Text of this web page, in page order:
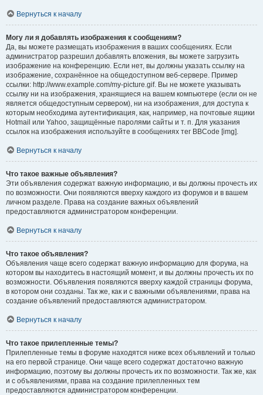
Вернуться к началу
Могу ли я добавлять изображения к сообщениям?
Да, вы можете размещать изображения в ваших сообщениях. Если
администратор разрешил добавлять вложения, вы можете загрузить
изображение на конференцию. Если нет, вы должны указать ссылку на
изображение, сохранённое на общедоступном веб-сервере. Пример
ссылки: http://www.example.com/my-picture.gif. Вы не можете указывать
ссылку ни на изображения, хранящиеся на вашем компьютере (если он не
является общедоступным сервером), ни на изображения, для доступа к
которым необходима аутентификация, как, например, на почтовые ящики
Hotmail или Yahoo, защищённые паролями сайты и т. п. Для указания
ссылок на изображения используйте в сообщениях тег BBCode [img].
Вернуться к началу
Что такое важные объявления?
Эти объявления содержат важную информацию, и вы должны прочесть их
по возможности. Они появляются вверху каждого из форумов и в вашем
личном разделе. Права на создание важных объявлений
предоставляются администратором конференции.
Вернуться к началу
Что такое объявления?
Объявления чаще всего содержат важную информацию для форума, на
котором вы находитесь в настоящий момент, и вы должны прочесть их по
возможности. Объявления появляются вверху каждой страницы форума,
в котором они созданы. Так же, как и с важными объявлениями, права на
создание объявлений предоставляются администратором.
Вернуться к началу
Что такое прилепленные темы?
Прилепленные темы в форуме находятся ниже всех объявлений и только
на его первой странице. Они чаще всего содержат достаточно важную
информацию, поэтому вы должны прочесть их по возможности. Так же, как
и с объявлениями, права на создание прилепленных тем
предоставляются администратором конференции.